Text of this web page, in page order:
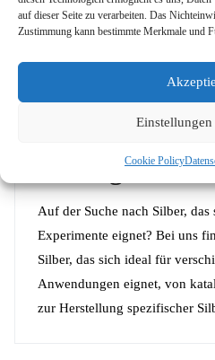
auf dieser Seite zu verarbeiten. Das
Zustimmung kann bestimmte Merkmale und
Einstellungen
Cookie Policy
Wo finde ich weitere
Wo kann ich
Silber für den
Auf der Suche nach Silber,
Experimente eignet? Bei uns
Silber, das sich ideal für
Anwendungen eignet, von
zur Herstellung spezifischer